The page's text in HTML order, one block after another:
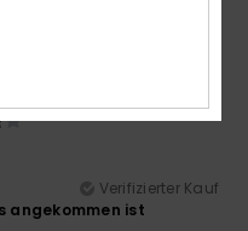
Verifizierter Kauf
angekommen ist